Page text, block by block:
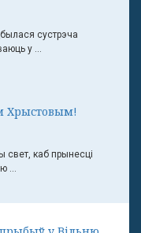
сустрэча
у ...
Хрыстовым!
свет, каб прынесці
...